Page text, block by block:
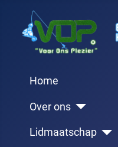
Home
Over ons
Lidmaatschap